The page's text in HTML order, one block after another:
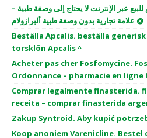
عبر الإنترنت لا يحتاج إلى وصفة طبية –
علامة تجارية بدون وصفة طبية ألبرازولام @
Beställa Apcalis. beställa
torsklön Apcalis ^
Acheter pas cher Fosfomycine.
Ordonnance – pharmacie en
Comprar legalmente finasterida.
receita – comprar finasterida
Zakup Syntroid. Aby kupić
Koop anoniem Varenicline. Bestel